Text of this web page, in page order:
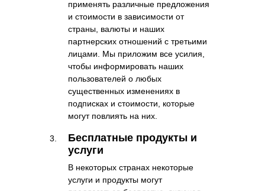
применять различные предложения
и стоимости в зависимости от
страны, валюты и наших
партнерских отношений с третьими
лицами. Мы приложим все усилия,
чтобы информировать наших
пользователей о любых
существенных изменениях в
подписках и стоимости, которые
могут повлиять на них.
Бесплатные продукты и
услуги
В некоторых странах некоторые
услуги и продукты могут